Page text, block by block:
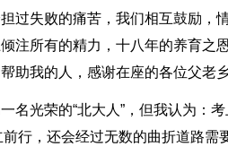
过失败的痛苦，我们相互鼓励，
注所有的精力，十八年的养育之
助我的人，感谢在座的各位父老乡
名光荣的“北大人”，但我认为：
行，还会经过无数的曲折道路需